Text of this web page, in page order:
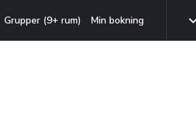
Grupper (9+ rum) Min bokning